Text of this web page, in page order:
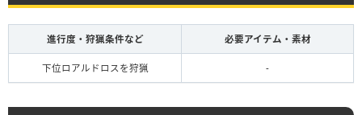
進行度・狩猟条件など 必要アイテム・素材
下位ロアルドロスを狩猟 -